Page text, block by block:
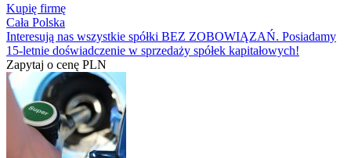
Kupię firmę
Cała Polska
Interesują nas wszystkie spółki BEZ ZOBOWIĄZAŃ. Posiadamy
15-letnie doświadczenie w sprzedaży spółek kapitałowych!
Zapytaj o cenę PLN